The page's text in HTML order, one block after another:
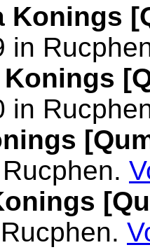
Konings
in
in
Rucphen.
Rucphen.